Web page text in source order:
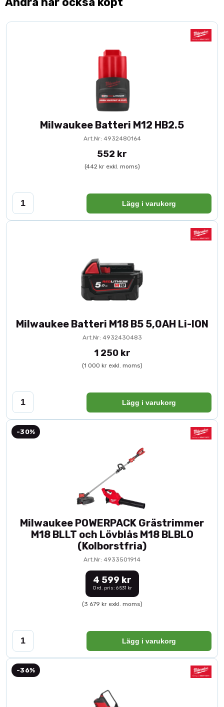
Milwaukee Batteri M12 HB2.5
Art.Nr: 4932480164
552 kr
(442 kr exkl. moms)
Lägg i varukorg
Milwaukee Batteri M18 B5 5,0AH Li-ION
Art.Nr: 4932430483
1 250 kr
(1 000 kr exkl. moms)
Lägg i varukorg
-30%
Milwaukee POWERPACK Grästrimmer
M18 BLLT och Lövblås M18 BLBLO
(Kolborstfria)
Art.Nr: 4933501914
4 599 kr
Ord. pris: 6 531 kr
(3 679 kr exkl. moms)
Lägg i varukorg
-36%